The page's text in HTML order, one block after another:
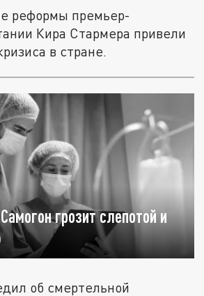
реформы премьер-
Кира Стармера привели
в стране.
грозит слепотой и
об смертельной